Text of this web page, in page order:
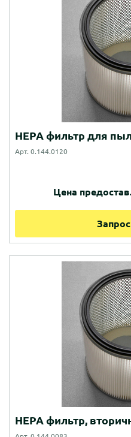
HEPA фильтр для
Арт. 0.144.0120
Цена
HEPA фильтр,